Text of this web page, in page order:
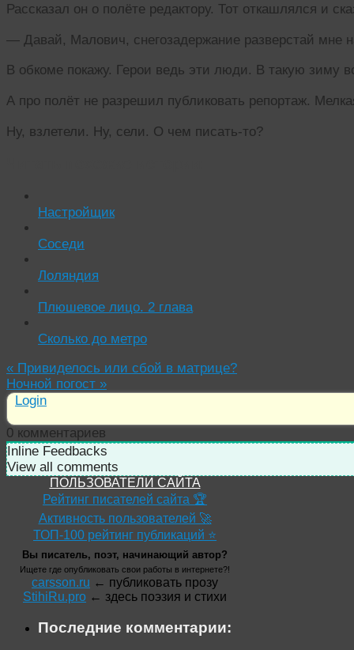
Рассказал он о полёте редактору. Тот откашлялся и
— Давай, Малович, снегозадержание разверстай мне
В обкоме покажу. Герои ведь эти люди. В такую зиму
А про полёт не разрешил публиковать репортаж.
Ну, взлетели. Ну, сели. О чем писать-то?
Настройщик
Соседи
Лоляндия
Плюшевое лицо. 2 глава
Сколько до метро
« Привиделось или сбой в матрице?
Ночной погост »
Login
0 комментариев
Inline Feedbacks
View all comments
ПОЛЬЗОВАТЕЛИ САЙТА
Рейтинг писателей сайта 🏆
Активность пользователей 🚀
ТОП-100 рейтинг публикаций ⭐
Вы писатель, поэт, начинающий автор?
Ищете где опубликовать свои работы в интернете?!
carsson.ru ← публиковать прозу
StihiRu.pro ← здесь поэзия и стихи
Последние комментарии: